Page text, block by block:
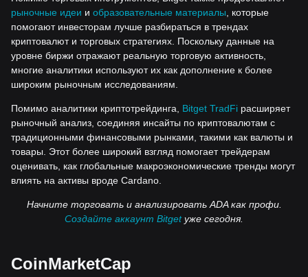
рыночные идеи и образовательные материалы , которые
помогают инвесторам лучше разбираться в трендах
криптовалют и торговых стратегиях. Поскольку данные на
уровне биржи отражают реальную торговую активность,
многие аналитики используют их как дополнение к более
широким рыночным исследованиям.
Помимо аналитики криптотрейдинга, Bitget TradFi расширяет
рыночный анализ, соединяя инсайты по криптовалютам с
традиционными финансовыми рынками, такими как валюты и
товары. Этот более широкий взгляд помогает трейдерам
оценивать, как глобальные макроэкономические тренды могут
влиять на активы вроде Cardano.
Начните торговать и анализировать ADA как профи.
Создайте аккаунт Bitgetуже сегодня.
CoinMarketCap